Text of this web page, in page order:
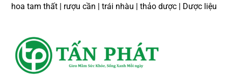
hoa tam thất | rượu cần | trái nhàu | thảo dược | Dược liệu